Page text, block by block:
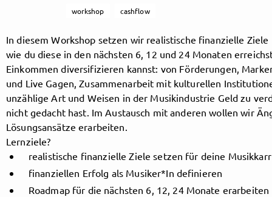
workshop cashflow
In diesem Workshop setzen wir realistische finanzielle
wie du diese in den nächsten 6, 12 und 24 Monaten
Einkommen diversifizieren kannst: von Förderungen,
und Live Gagen, Zusammenarbeit mit kulturellen
unzählige Art und Weisen in der Musikindustrie Geld zu
nicht gedacht hast. Im Austausch mit anderen wollen wir
Lösungsansätze erarbeiten.
Lernziele?
realistische finanzielle Ziele setzen für deine
finanziellen Erfolg als Musiker*In definieren
Roadmap für die nächsten 6, 12, 24 Monate erarbeiten